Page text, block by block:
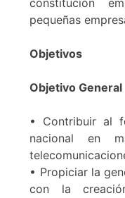
constitución
pequeñas
Objetivos
Objetivo General
• Contribuir al
nacional en
• Propiciar la
con la